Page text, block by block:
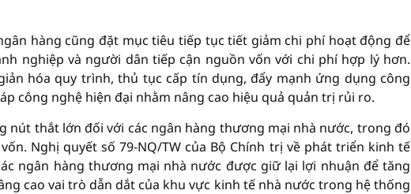
hàng cũng đặt mục tiêu tiếp tục tiết giảm chi phí hoạt động để
nghiệp và người dân tiếp cận nguồn vốn với chi phí hợp lý hơn.
hóa quy trình, thủ tục cấp tín dụng, đẩy mạnh ứng dụng công
công nghệ hiện đại nhằm nâng cao hiệu quả quản trị rủi ro.
nút thắt lớn đối với các ngân hàng thương mại nhà nước, trong đó
Nghị quyết số 79-NQ/TW của Bộ Chính trị về phát triển kinh tế
ngân hàng thương mại nhà nước được giữ lại lợi nhuận để tăng
cao vai trò dẫn dắt của khu vực kinh tế nhà nước trong hệ thống